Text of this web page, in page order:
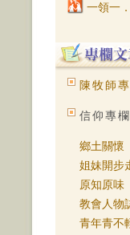
一領一
陳牧師
信仰專欄
鄉土關懷
姐妹開步
原知原味
教會人物
青年青不